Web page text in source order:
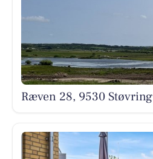
Ræven 28, 9530 Støvring